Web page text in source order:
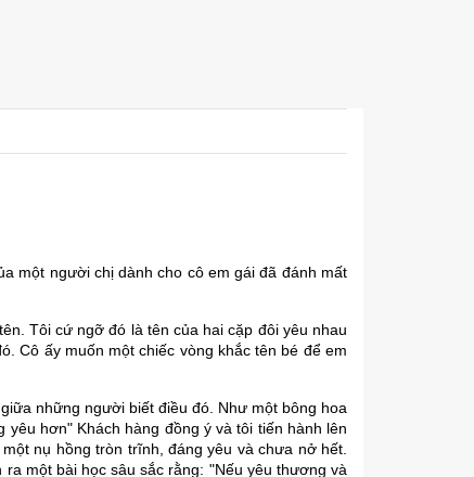
một người chị dành cho cô em gái đã đánh mất
Tôi cứ ngỡ đó là tên của hai cặp đôi yêu nhau
Cô ấy muốn một chiếc vòng khắc tên bé để em
những người biết điều đó. Như một bông hoa
hơn" Khách hàng đồng ý và tôi tiến hành lên
nụ hồng tròn trĩnh, đáng yêu và chưa nở hết.
một bài học sâu sắc rằng: "Nếu yêu thương và